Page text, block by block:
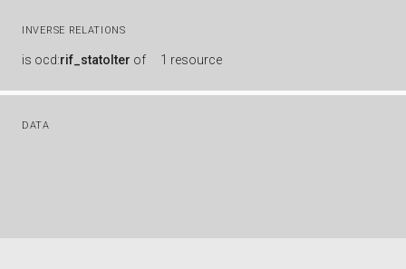
INVERSE RELATIONS
is ocd:rif_statoIter of 1 resource
DATA